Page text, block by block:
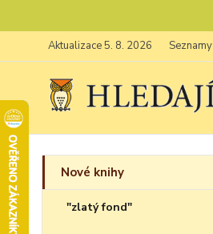
Aktualizace 5. 8. 2026 Seznamy
Nové knihy
"zlatý fond"